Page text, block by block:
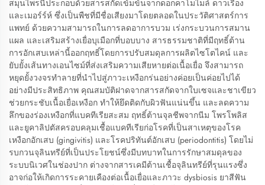
สมุนไพรนี้ประกอบด้วยสารสกัดเข้มข้นจากดอกคาโมไมล์ ดาวเรือง
และเมอร์ร์ห์ ซึ่งเป็นพืชที่มีชื่อเสียงมาโดยตลอดในประวัติศาสตร์การ
แพทย์ ด้วยความสามารถในการลดอาการบวม เร่งกระบวนการสมาน
แผล และเสริมสร้างเยื่อบุเมือกที่บอบบาง สารธรรมชาติที่มีฤทธิ์ต้าน
การอักเสบเหล่านี้ออกฤทธิ์โดยการปรับสมดุลการผลิตไซโตไคน์ และ
ยับยั้งเส้นทางเอนไซม์ที่ส่งเสริมความเสียหายต่อเนื้อเยื่อ จึงสามารถ
หยุดยั้งวงจรทำลายที่นำไปสู่ภาวะเหงือกร่นอย่างค่อยเป็นค่อยไปได้
อย่างมีประสิทธิภาพ คุณสมบัติฝาดจากสารสกัดจากใบเซจและชาเขียว
ช่วยกระชับเนื้อเยื่อเหงือก ทำให้ยึดติดกับผิวฟันแน่นขึ้น และลดความ
ลึกของร่องเหงือกที่แบคทีเรียสะสม ฤทธิ์ต้านจุลชีพจากนีม โพรโพลิส
และยูคาลิปตัสครอบคลุมเชื้อแบคทีเรียก่อโรคที่เป็นสาเหตุของโรค
เหงือกอักเสบ (gingivitis) และโรคปริทันต์อักเสบ (periodontitis) โดยไม่
รบกวนจุลินทรีย์ที่เป็นประโยชน์ซึ่งมีบทบาทในการรักษาสมดุลของ
ระบบนิเวศในช่องปาก ต่างจากสารเคมีต้านเชื้อจุลินทรีย์ที่รุนแรงซึ่ง
อาจก่อให้เกิดการระคายเคืองต่อเนื้อเยื่อและภาวะ dysbiosis ยาสีฟัน